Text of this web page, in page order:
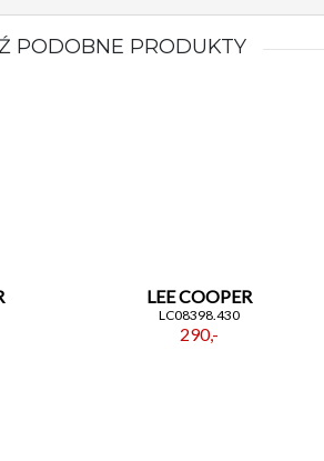
PODOBNE PRODUKTY
LEE COOPER
LC08398.430
290,-